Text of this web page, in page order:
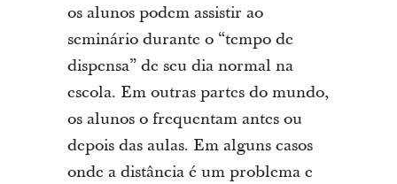
os alunos podem assistir ao
seminário durante o “tempo de
dispensa” de seu dia normal na
escola. Em outras partes do mundo,
os alunos o frequentam antes ou
depois das aulas. Em alguns casos
onde a distância é um problema e